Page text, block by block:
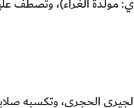
الحجري، وتكسبه